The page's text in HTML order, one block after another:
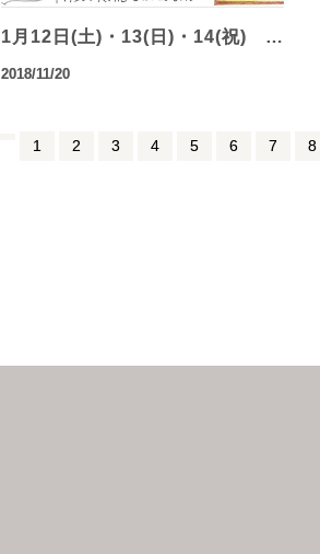
1月12日(土)・13(日)・14(祝) …
2018/11/20
1 2 3 4 5 6 7 8